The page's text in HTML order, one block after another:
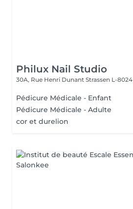
Philux Nail Studio
30A, Rue Henri Dunant Strassen L-8024
Pédicure Médicale - Enfant
Pédicure Médicale - Adulte
cor et durelion